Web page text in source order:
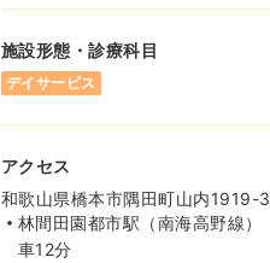
施設形態・診療科目
デイサービス
アクセス
和歌山県橋本市隅田町山内1919-3
林間田園都市駅（南海高野線）
車12分